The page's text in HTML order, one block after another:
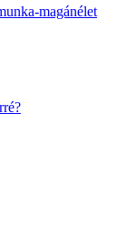
magánélet